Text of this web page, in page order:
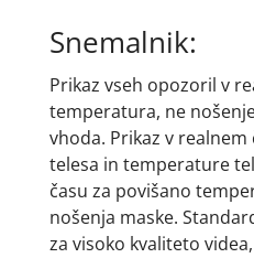
Snemalnik:
Prikaz vseh opozoril v
temperatura, ne
vhoda. Prikaz v
telesa in temperature
času za povišano
nošenja maske.
za visoko kvaliteto